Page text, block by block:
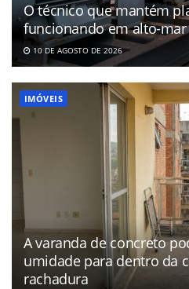
O técnico que mantém
funcionando em alto-mar
10 DE AGOSTO DE 2026
IMÓVEIS
A varanda de concreto
umidade para dentro da
rachadura